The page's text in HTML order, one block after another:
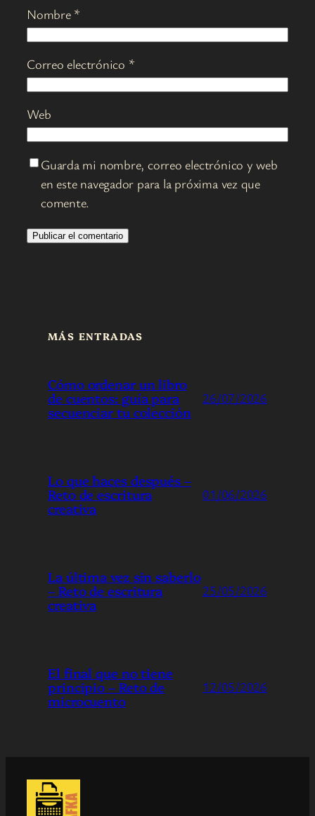
Nombre *
Correo electrónico *
Web
Guarda mi nombre, correo electrónico y web
en este navegador para la próxima vez que
comente.
MÁS ENTRADAS
Cómo ordenar un libro
de cuentos: guía para
secuenciar tu colección
26/07/2026
Lo que haces después –
Reto de escritura
creativa
01/06/2026
La última vez sin saberlo
– Reto de escritura
creativa
25/05/2026
El final que no tiene
principio – Reto de
microcuento
12/05/2026